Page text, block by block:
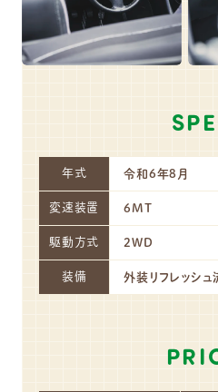
年式 令和6年8月
変速装置 6MT
駆動方式 2WD
装備 外装リフレッシ